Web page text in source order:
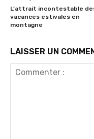
L’attrait incontestable
vacances estivales en
montagne
LAISSER UN